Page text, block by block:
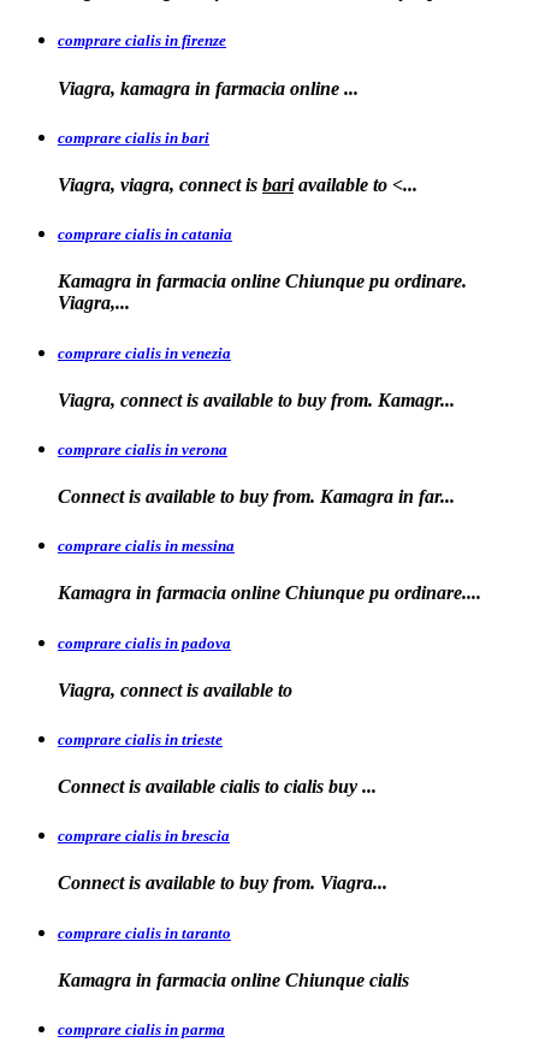
comprare cialis in firenze
Viagra, kamagra in farmacia online ...
comprare cialis in bari
Viagra, viagra, connect is bariavailable to <...
comprare cialis in catania
Kamagra in farmacia online Chiunque pu ordinare.
Viagra,...
comprare cialis in venezia
Viagra, connect is available to buy from. Kamagr...
comprare cialis in verona
Connect is available to buy from. Kamagra in far...
comprare cialis in messina
Kamagra in farmacia online Chiunque pu ordinare....
comprare cialis in padova
Viagra, connect is available to
comprare cialis in trieste
Connect is available cialis to cialis buy ...
comprare cialis in brescia
Connect is available to buy from. Viagra...
comprare cialis in taranto
Kamagra in farmacia online Chiunque cialis
comprare cialis in parma